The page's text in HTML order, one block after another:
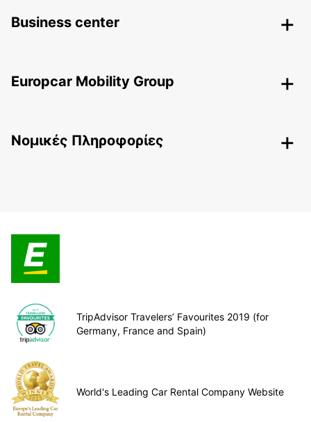
Business center
Europcar Mobility Group
Nομικές Πληροφορίες
TripAdvisor Travelers’ Favourites 2019 (for
Germany, France and Spain)
World's Leading Car Rental Company Website